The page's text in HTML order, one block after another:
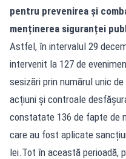
pentru prevenirea și
menținerea siguranței
Astfel, în intervalul 29
intervenit la 127 de
sesizări prin numărul unic
acțiuni și controale
constatate 136 de fapte de
care au fost aplicate
lei.Tot în această perioadă,